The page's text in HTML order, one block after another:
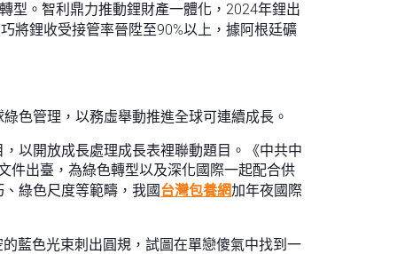
型。智利鼎力推動鋰財產一體化，2024年鋰出
將鋰收受接管率晉陞至90%以上，據阿根廷礦
色管理，以務虛舉動推進全球可連續成長。
以開放成長處理成長表裡聯動題目。《中共中
件出臺，為綠色轉型以及深化國際一起配合供
綠色尺度等範疇，我國台灣包養網加年夜國際
藍色光束刺出圓規，試圖在單戀傻氣中找到一